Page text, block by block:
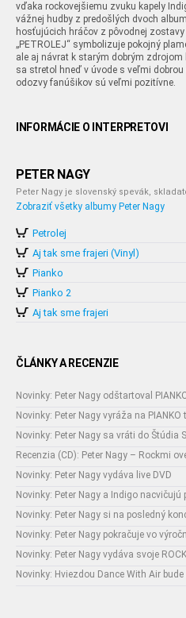
vďaka rockovejšiemu zvuku kapely
vážnej hudby z predošlých dvoch
hosťujúcich hráčov z pôvodnej
„PETROLEJ“ symbolizuje pokojný
ale aj návrat k starým dobrým zdrojom
sa stretol hneď v úvode s veľmi
odozvy fanúšikov sú veľmi pozitívne.
INFORMÁCIE O INTERPRETOVI
PETER NAGY
Peter Nagy je slovenský spevák,
Zobraziť všetky albumy Peter Nagy
Petrolej
Aj tak sme frajeri (Vinyl)
Pianko
Pianko 2
Aj tak sme frajeri
ČLÁNKY A RECENZIE
Novinky: Peter Nagy sa vráti do Štúdia S
Recenzia (CD): Peter Nagy – Rockmi
Novinky: Peter Nagy vydáva live DVD
Novinky: Peter Nagy a Indigo
Novinky: Peter Nagy vydáva svoje
Novinky: Hviezdou Dance With Air bude